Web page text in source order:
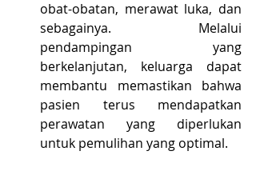
obat-obatan, merawat luka, dan
sebagainya. Melalui
pendampingan yang
berkelanjutan, keluarga dapat
membantu memastikan bahwa
pasien terus mendapatkan
perawatan yang diperlukan
untuk pemulihan yang optimal.